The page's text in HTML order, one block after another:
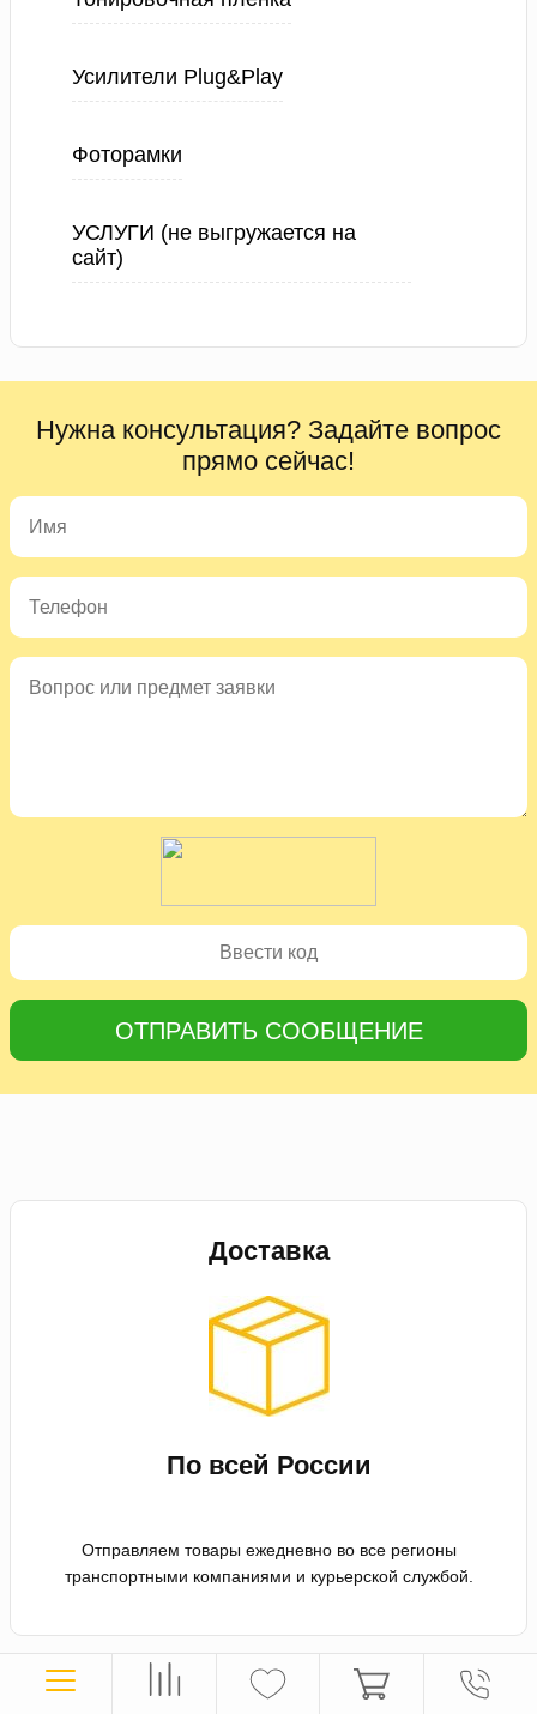
Усилители Plug&Play
Фоторамки
УСЛУГИ (не выгружается на
сайт)
Нужна консультация? Задайте вопрос
прямо сейчас!
ОТПРАВИТЬ СООБЩЕНИЕ
Доставка
По всей России
Отправляем товары ежедневно во все регионы
транспортными компаниями и курьерской службой.
Оплата